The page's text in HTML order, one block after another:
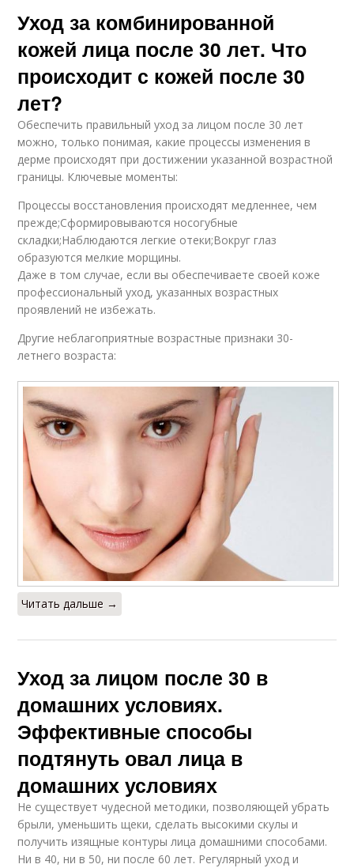
Уход за комбинированной
кожей лица после 30 лет. Что
происходит с кожей после 30
лет?
Обеспечить правильный уход за лицом после 30 лет
можно, только понимая, какие процессы изменения в
дерме происходят при достижении указанной возрастной
границы. Ключевые моменты:
Процессы восстановления происходят медленнее, чем
прежде;Сформировываются носогубные
складки;Наблюдаются легкие отеки;Вокруг глаз
образуются мелкие морщины.
Даже в том случае, если вы обеспечиваете своей коже
профессиональный уход, указанных возрастных
проявлений не избежать.
Другие неблагоприятные возрастные признаки 30-
летнего возраста:
Читать дальше →
Уход за лицом после 30 в
домашних условиях.
Эффективные способы
подтянуть овал лица в
домашних условиях
Не существует чудесной методики, позволяющей убрать
брыли, уменьшить щеки, сделать высокими скулы и
получить изящные контуры лица домашними способами.
Ни в 40, ни в 50, ни после 60 лет. Регулярный уход и